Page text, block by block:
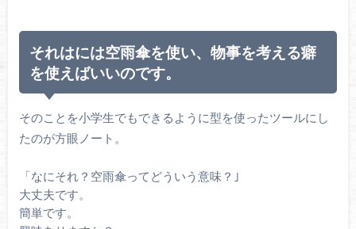
それはには空雨傘を使い、物事を考える癖
を使えばいいのです。
そのことを小学生でもできるように型を使ったツールにし
たのが方眼ノート。
「なにそれ？空雨傘ってどういう意味？｣
大丈夫です。
簡単です。